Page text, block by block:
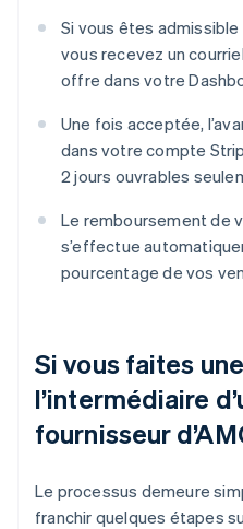
Si vous êtes
vous recevez un
offre dans votre
Une fois acceptée,
dans votre compte
2 jours ouvrables
Le remboursement de
s’effectue
pourcentage de vos
Si vous faites
l’intermédiaire
fournisseur
Le processus demeure
franchir quelques étapes